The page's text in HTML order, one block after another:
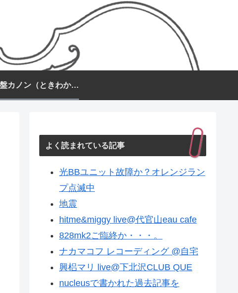
常盤カノン（ときわかのん）
よく読まれている記事
光BBユニット故障か？オレンジラン
プ点滅中
地震
hitme&miggy live@代官山eau cafe
828mk2ご臨終か・・・。
ナカマコフ レコーディング @自宅
興梠マリ live@下北沢CLUB QUE
nucleusで書かれた過去記事を